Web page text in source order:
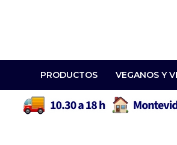
PRODUCTOS VEGANOS Y